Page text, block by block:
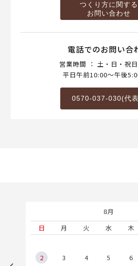
つくり方に関する
お問い合わせ
電話でのお問い合
営業時間 ： 土・日・祝
平日午前10:00～午後
0570-037-030(代表
8月
日
月 火 水 木
2
3 4 5 6